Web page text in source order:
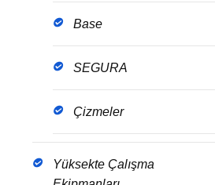
Base
SEGURA
Çizmeler
Yüksekte Çalışma